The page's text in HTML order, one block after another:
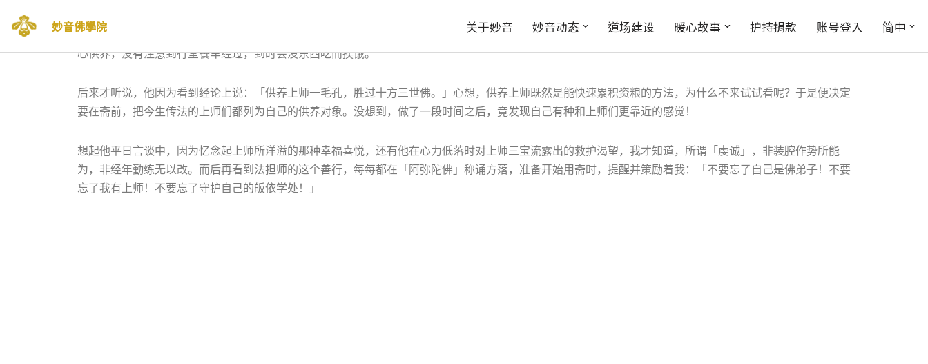
跳
至
妙音佛學院 关于妙音 妙音动态 道场建设 暖心故事 护持捐款 账号登入 简中
养的时间便结束了。但此时的法担师，却仍合着掌继续虔诚供养，就连行堂僧推着餐车开始走堂，他也不为所动。倒是坐在旁边的我，还有点担心他会因为太专
心供养，没有注意到行堂餐车经过，到时会没东西吃而挨饿。
后来才听说，他因为看到经论上说：「供养上师一毛孔，胜过十方三世佛。」心想，供养上师既然是能快速累积资粮的方法，为什么不来试试看呢？于是便决定
要在斋前，把今生传法的上师们都列为自己的供养对象。没想到，做了一段时间之后，竟发现自己有种和上师们更靠近的感觉！
想起他平日言谈中，因为忆念起上师所洋溢的那种幸福喜悦，还有他在心力低落时对上师三宝流露出的救护渴望，我才知道，所谓「虔诚」，非装腔作势所能
为，非经年勤练无以改。而后再看到法担师的这个善行，每每都在「阿弥陀佛」称诵方落，准备开始用斋时，提醒并策励着我：「不要忘了自己是佛弟子！不要
忘了我有上师！不要忘了守护自己的皈依学处！」